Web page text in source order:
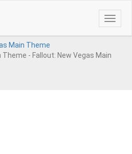
Toggle
Main Theme
Theme - Fallout: New Vegas Main